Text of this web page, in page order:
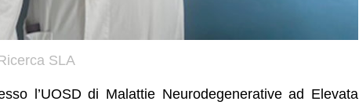
SLA
l’UOSD di Malattie Neurodegenerative ad Elevata